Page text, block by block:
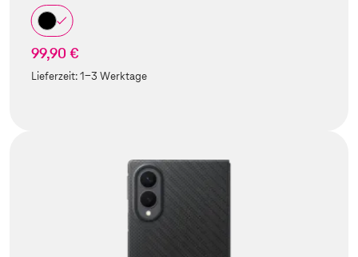
99,90 €
Lieferzeit:1-3 Werktage